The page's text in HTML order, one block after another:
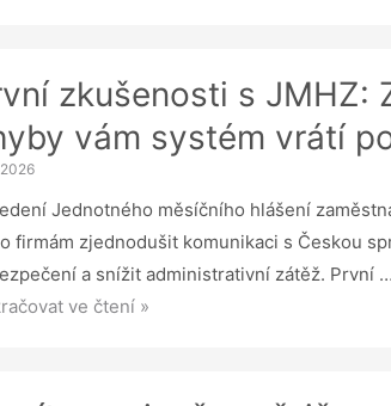
zkušenosti s JMHZ:
vám systém vrátí
Jednotného měsíčního hlášení
firmám zjednodušit komunikaci s Českou
a snížit administrativní zátěž. První …
ve čtení »